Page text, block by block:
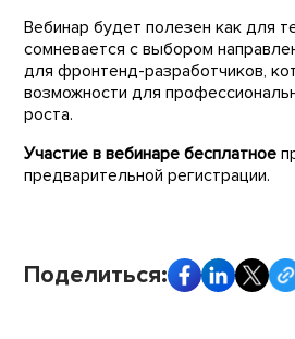
Вебинар будет полезен как для
сомневается с выбором
для фронтенд-разработчиков,
возможности для
роста.
Участие в вебинаре бесплатное
предварительной регистрации.
Поделиться: